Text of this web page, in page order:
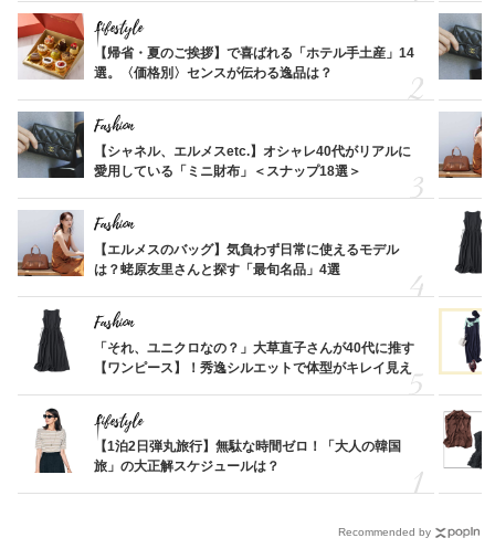
Lifestyle
【帰省・夏のご挨拶】で喜ばれる「ホテル手土産」14
選。〈価格別〉センスが伝わる逸品は？
Fashion
【シャネル、エルメスetc.】オシャレ40代がリアルに
愛用している「ミニ財布」＜スナップ18選＞
Fashion
【エルメスのバッグ】気負わず日常に使えるモデル
は？蛯原友里さんと探す「最旬名品」4選
Fashion
「それ、ユニクロなの？」大草直子さんが40代に推す
【ワンピース】！秀逸シルエットで体型がキレイ見え
Lifestyle
【1泊2日弾丸旅行】無駄な時間ゼロ！「大人の韓国
旅」の大正解スケジュールは？
Recommended by